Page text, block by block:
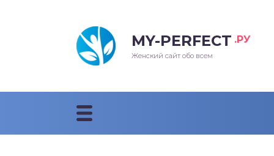
MY-PERFECT .РУ
Женский сайт обо всем
прически 2018
стрижки 2018